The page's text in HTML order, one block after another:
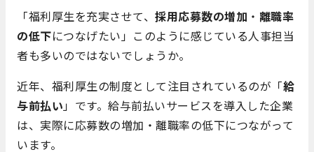
「福利厚生を充実させて、 採用応募数の増加 ・ 離職率
の低下につなげたい」このように感じている人事担当
者も多いのではないでしょうか。
近年、福利厚生の制度として注目されているのが「給
与前払い」です。給与前払いサービスを導入した企業
は、実際に応募数の増加・離職率の低下につながって
います。